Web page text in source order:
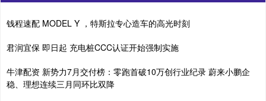
钱程速配 MODEL Y ，特斯拉专心造车的高光时刻
君润宜保 即日起 充电桩CCC认证开始强制实施
牛津配资 新势力7月交付榜：零跑首破10万创行业纪录 蔚来小鹏企
稳、理想连续三月同环比双降